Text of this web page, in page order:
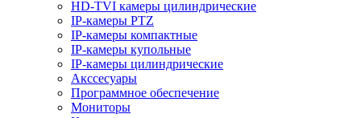
HD-TVI камеры цилиндрические
IP-камеры PTZ
IP-камеры компактные
IP-камеры купольные
IP-камеры цилиндрические
Акссесуары
Программное обеспечение
Мониторы